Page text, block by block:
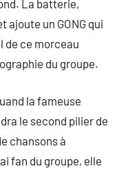
La batterie,
un GONG qui
de ce morceau
du groupe.
la fameuse
le second pilier de
chansons à
fan du groupe, elle